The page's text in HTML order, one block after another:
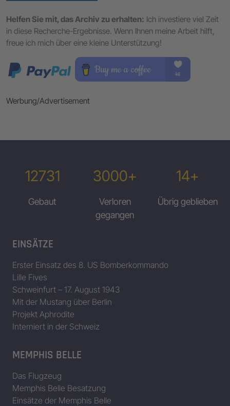
Helfen Sie mit, das Archiv zu erhalten: Ich investiere viel Zeit
in diese Recherche-Ergebnisse. Wenn Ihnen meine Arbeit hilft,
freue ich mich über eine kleine Unterstützung!
Werbung/Advertisement
12731
Gebaut
3000+
Verloren
gegangen
14+
Übrig geblieben
EINSÄTZE
Erster Einsatz des 8. US Bomberkommando
Lille Fives
Schweinfurt – 17. August 1943
Mit der Mustang über Berlin
Projekt Aphrodite
Interniert in der Schweiz
MEMPHIS BELLE
Das Flugzeug
Memphis Belle Besatzung
Einsätze der Memphis Belle